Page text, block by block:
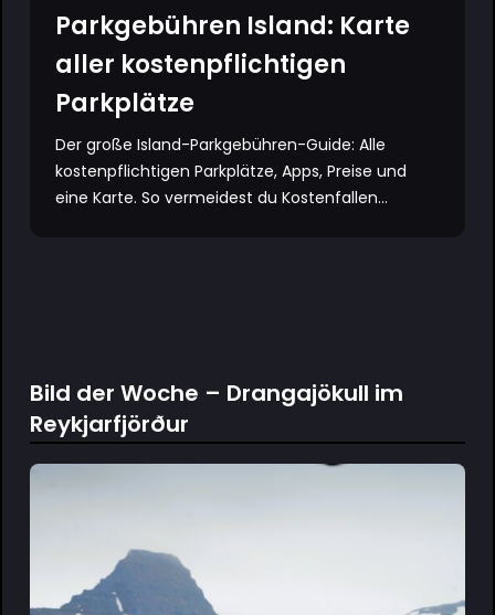
Parkgebühren Island: Karte
aller kostenpflichtigen
Parkplätze
Der große Island-Parkgebühren-Guide: Alle
kostenpflichtigen Parkplätze, Apps, Preise und
eine Karte. So vermeidest du Kostenfallen...
Bild der Woche – Drangajökull im
Reykjarfjörður